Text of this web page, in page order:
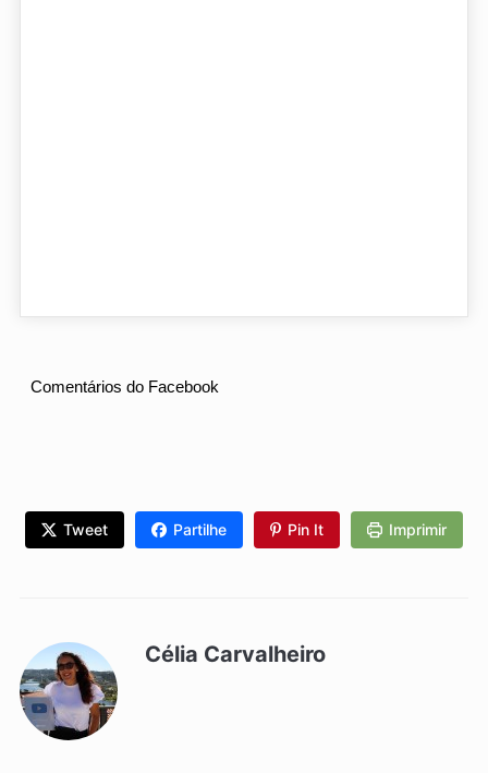
Comentários do Facebook
Tweet Partilhe Pin It Imprimir
Célia Carvalheiro